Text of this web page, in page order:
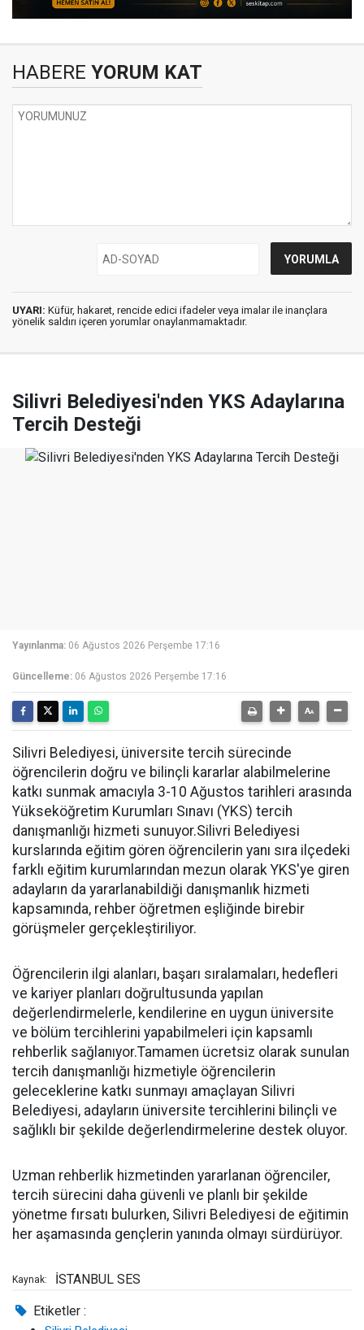
HABERE YORUM KAT
UYARI: Küfür, hakaret, rencide edici ifadeler veya imalar ile inançlara
yönelik saldırı içeren yorumlar onaylanmamaktadır.
Silivri Belediyesi'nden YKS Adaylarına
Tercih Desteği
Yayınlanma: 06 Ağustos 2026 Perşembe 17:16
Güncelleme: 06 Ağustos 2026 Perşembe 17:16
Silivri Belediyesi, üniversite tercih sürecinde
öğrencilerin doğru ve bilinçli kararlar alabilmelerine
katkı sunmak amacıyla 3-10 Ağustos tarihleri arasında
Yükseköğretim Kurumları Sınavı (YKS) tercih
danışmanlığı hizmeti sunuyor.Silivri Belediyesi
kurslarında eğitim gören öğrencilerin yanı sıra ilçedeki
farklı eğitim kurumlarından mezun olarak YKS'ye giren
adayların da yararlanabildiği danışmanlık hizmeti
kapsamında, rehber öğretmen eşliğinde birebir
görüşmeler gerçekleştiriliyor.
Öğrencilerin ilgi alanları, başarı sıralamaları, hedefleri
ve kariyer planları doğrultusunda yapılan
değerlendirmelerle, kendilerine en uygun üniversite
ve bölüm tercihlerini yapabilmeleri için kapsamlı
rehberlik sağlanıyor.Tamamen ücretsiz olarak sunulan
tercih danışmanlığı hizmetiyle öğrencilerin
geleceklerine katkı sunmayı amaçlayan Silivri
Belediyesi, adayların üniversite tercihlerini bilinçli ve
sağlıklı bir şekilde değerlendirmelerine destek oluyor.
Uzman rehberlik hizmetinden yararlanan öğrenciler,
tercih sürecini daha güvenli ve planlı bir şekilde
yönetme fırsatı bulurken, Silivri Belediyesi de eğitimin
her aşamasında gençlerin yanında olmayı sürdürüyor.
Kaynak: İSTANBUL SES
Etiketler :